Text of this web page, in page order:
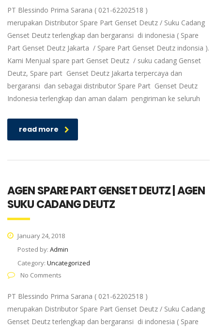
PT Blessindo Prima Sarana ( 021-62202518 )
merupakan Distributor Spare Part Genset Deutz / Suku Cadang
Genset Deutz terlengkap dan bergaransi di indonesia ( Spare
Part Genset Deutz Jakarta / Spare Part Genset Deutz indonsia ).
Kami Menjual spare part Genset Deutz / suku cadang Genset
Deutz, Spare part Genset Deutz Jakarta terpercaya dan
bergaransi dan sebagai distributor Spare Part Genset Deutz
Indonesia terlengkap dan aman dalam pengiriman ke seluruh
read more
AGEN SPARE PART GENSET DEUTZ | AGEN
SUKU CADANG DEUTZ
January 24, 2018
Posted by: Admin
Category: Uncategorized
No Comments
PT Blessindo Prima Sarana ( 021-62202518 )
merupakan Distributor Spare Part Genset Deutz / Suku Cadang
Genset Deutz terlengkap dan bergaransi di indonesia ( Spare